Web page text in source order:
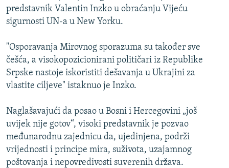
RSE PRIČE IZ SVIJETA
ISPRIČAJ MI
DNEVNO@RSE
SPECIJALI RSE
VIŠE OD NASLOVA
POPLAVE I KLIZIŠTA U BIH 2024.
TV LIBERTY
POST SCRIPTUM
PRATITE NAS
Sve RFE/RL stranice
predstavnik Valentin Inzko u obraćanju Vijeću
sigurnosti UN-a u New Yorku.
"Osporavanja Mirovnog sporazuma su također sve
češća, a visokopozicionirani političari iz Republike
Srpske nastoje iskoristiti dešavanja u Ukrajini za
vlastite ciljeve" istaknuo je Inzko.
Naglašavajući da posao u Bosni i Hercegovini „još
uvijek nije gotov“, visoki predstavnik je pozvao
međunarodnu zajednicu da, ujedinjena, podrži
vrijednosti i principe mira, suživota, uzajamnog
poštovanja i nepovredivosti suverenih država.